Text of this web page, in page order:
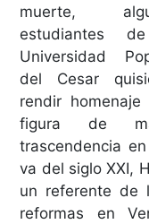
muerte,
estudiantes
Universidad
del Cesar
rendir
figura de
trascendencia
va del siglo XXI,
un referente de
reformas en